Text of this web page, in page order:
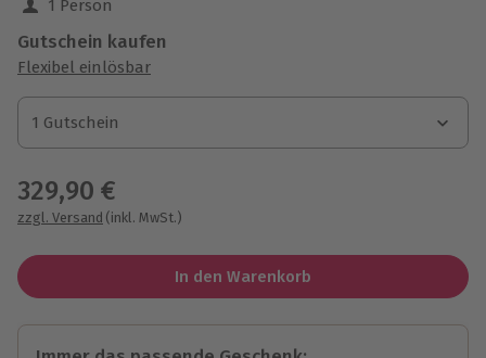
1 Person
Gutschein kaufen
Flexibel einlösbar
1 Gutschein
1 Gutschein
1 Gutschein
329,90 €
zzgl. Versand (inkl. MwSt.)
In den Warenkorb